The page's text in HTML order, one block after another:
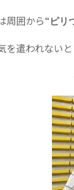
周囲から“ピリ
を遣われないと
うな